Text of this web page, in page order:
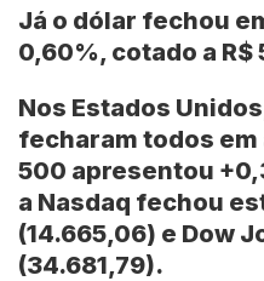
Já o dólar fechou
0,60%, cotado a R$
Nos Estados Unidos
fecharam todos em
500 apresentou
a Nasdaq fechou
(14.665,06) e Dow
(34.681,79).